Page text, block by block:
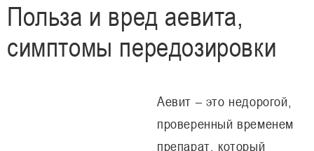
Польза и вред аевита,
симптомы передозировки
Аевит – это недорогой,
проверенный временем
препарат, который